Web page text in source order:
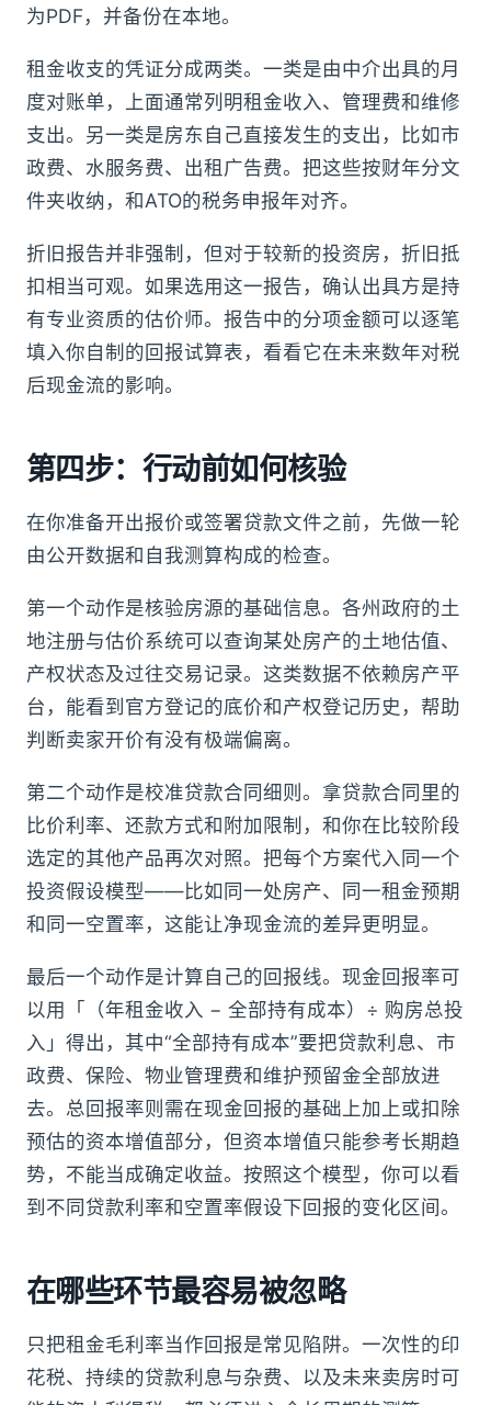
为PDF，并备份在本地。
租金收支的凭证分成两类。一类是由中介出具的月
度对账单，上面通常列明租金收入、管理费和维修
支出。另一类是房东自己直接发生的支出，比如市
政费、水服务费、出租广告费。把这些按财年分文
件夹收纳，和ATO的税务申报年对齐。
折旧报告并非强制，但对于较新的投资房，折旧抵
扣相当可观。如果选用这一报告，确认出具方是持
有专业资质的估价师。报告中的分项金额可以逐笔
填入你自制的回报试算表，看看它在未来数年对税
后现金流的影响。
第四步：行动前如何核验
在你准备开出报价或签署贷款文件之前，先做一轮
由公开数据和自我测算构成的检查。
第一个动作是核验房源的基础信息。各州政府的土
地注册与估价系统可以查询某处房产的土地估值、
产权状态及过往交易记录。这类数据不依赖房产平
台，能看到官方登记的底价和产权登记历史，帮助
判断卖家开价有没有极端偏离。
第二个动作是校准贷款合同细则。拿贷款合同里的
比价利率、还款方式和附加限制，和你在比较阶段
选定的其他产品再次对照。把每个方案代入同一个
投资假设模型——比如同一处房产、同一租金预期
和同一空置率，这能让净现金流的差异更明显。
最后一个动作是计算自己的回报线。现金回报率可
以用「（年租金收入 − 全部持有成本）÷ 购房总投
入」得出，其中“全部持有成本”要把贷款利息、市
政费、保险、物业管理费和维护预留金全部放进
去。总回报率则需在现金回报的基础上加上或扣除
预估的资本增值部分，但资本增值只能参考长期趋
势，不能当成确定收益。按照这个模型，你可以看
到不同贷款利率和空置率假设下回报的变化区间。
在哪些环节最容易被忽略
只把租金毛利率当作回报是常见陷阱。一次性的印
花税、持续的贷款利息与杂费、以及未来卖房时可